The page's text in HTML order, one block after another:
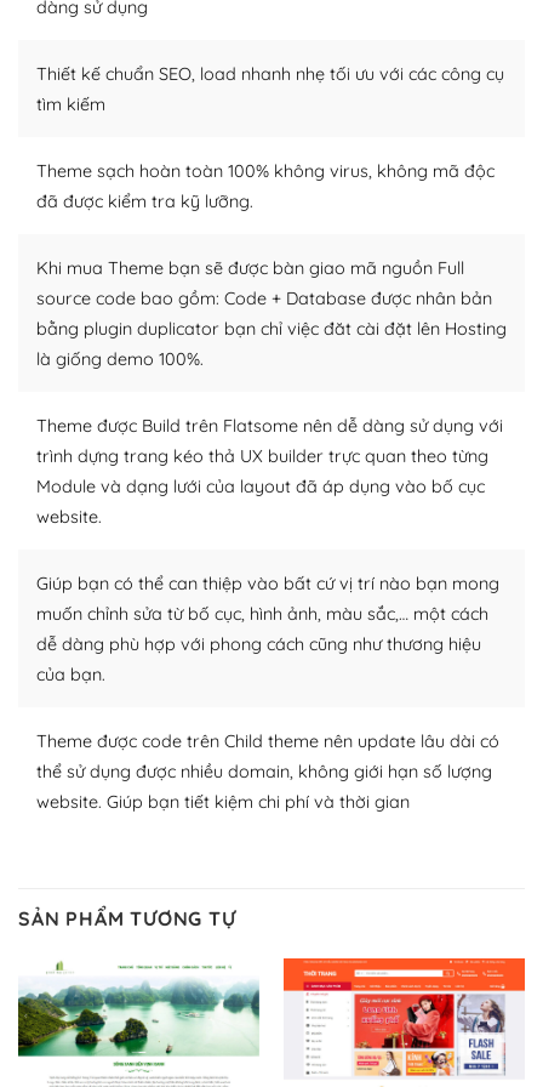
Dễ dàng tùy chỉnh trên WordPress
WordPress là nơi lưu trữ cho một diễn đàn cộng đồng
khổng lồ được kiểm duyệt bởi các nhân viên và những
Nếu bạn gặp khó khăn, bạn có thể lên mạng và tìm
kiếm những cộng đồng WordPress, họ sẽ giúp bạn trả
lời, giải đáp vấn đề của bạn.
– Đa dạng plugin và themes
Plugin mở rộng là thành phần cài đặt thêm vào
WordPress để tăng thêm các tính năng cần thiết. Có
Nhờ lượng người dùng đông đảo, thư viện themes và
plugin của WordPress rất phong phú. Bạn có thể thỏa
thích chọn lựa plugin và themes phù hợp cho mục đích
WordPress đa dạng plugin và themes
– Dễ sử dụng
toàn bộ web.
Và bạn có toàn quyền tự do khi quyết định nơi lưu trữ
trang web WordPress của bạn.
Dễ dàng lựa chọn Hosting cho website WordPress
dàng sử dụng
Thiết kế chuẩn SEO, load nhanh nhẹ tối ưu với các công cụ
tìm kiếm
Theme sạch hoàn toàn 100% không virus, không mã độc
đã được kiểm tra kỹ lưỡng.
Khi mua Theme bạn sẽ được bàn giao mã nguồn Full
source code bao gồm: Code + Database được nhân bản
bằng plugin duplicator bạn chỉ việc đăt cài đặt lên Hosting
là giống demo 100%.
Theme được Build trên Flatsome nên dễ dàng sử dụng với
trình dựng trang kéo thả UX builder trực quan theo từng
Module và dạng lưới của layout đã áp dụng vào bố cục
website.
Giúp bạn có thể can thiệp vào bất cứ vị trí nào bạn mong
muốn chỉnh sửa từ bố cục, hình ảnh, màu sắc,… một cách
dễ dàng phù hợp với phong cách cũng như thương hiệu
của bạn.
Theme được code trên Child theme nên update lâu dài có
thể sử dụng được nhiều domain, không giới hạn số lượng
website. Giúp bạn tiết kiệm chi phí và thời gian
SẢN PHẨM TƯƠNG TỰ